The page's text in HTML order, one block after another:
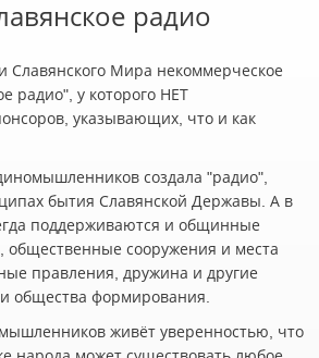
радио
Славянского Мира некоммерческое
радио", у которого НЕТ
указывающих, что и как
создала "радио",
бытия Славянской Державы. А в
поддерживаются и общинные
сооружения и места
правления, дружина и другие
общества формирования.
живёт уверенностью, что